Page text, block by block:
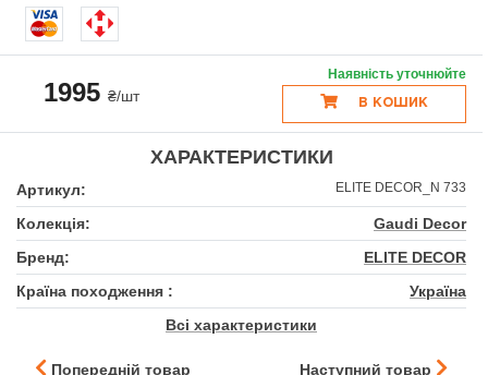
1995 ₴/шт
Наявність уточнюйте
В КОШИК
ХАРАКТЕРИСТИКИ
Артикул: ELITE DECOR_N 733
Колекція:
Gaudi Decor
Бренд:
ELITE DECOR
Країна походження :
Україна
Всі характеристики
Попередній товар Наступний товар